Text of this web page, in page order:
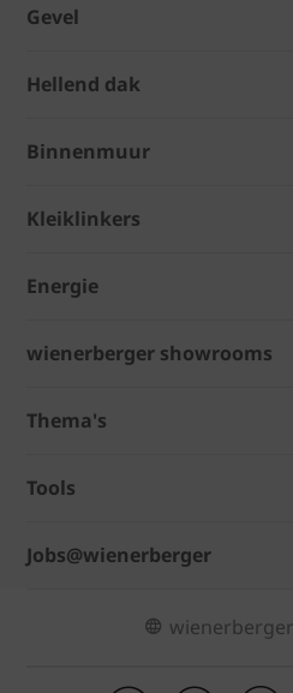
Gevel
Hellend dak
Binnenmuur
Kleiklinkers
Energie
wienerberger showrooms
Thema's
Tools
Jobs@wienerberger